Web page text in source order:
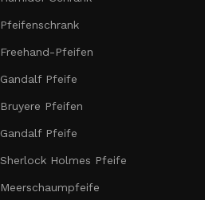
Pfeifenschrank
Freehand-Pfeifen
Gandalf Pfeife
Bruyere Pfeifen
Gandalf Pfeife
Sherlock Holmes Pfeife
Meerschaumpfeife